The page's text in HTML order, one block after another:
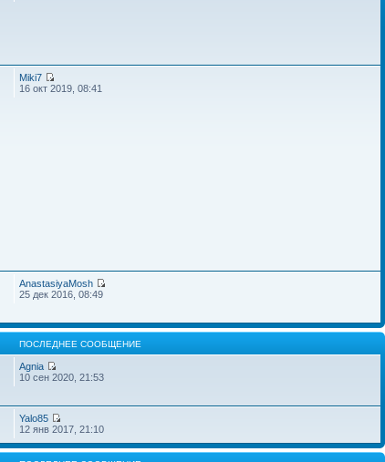
Miki7
16 окт 2019, 08:41
AnastasiyaMosh
25 дек 2016, 08:49
ПОСЛЕДНЕЕ СООБЩЕНИЕ
Agnia
10 сен 2020, 21:53
Yalo85
12 янв 2017, 21:10